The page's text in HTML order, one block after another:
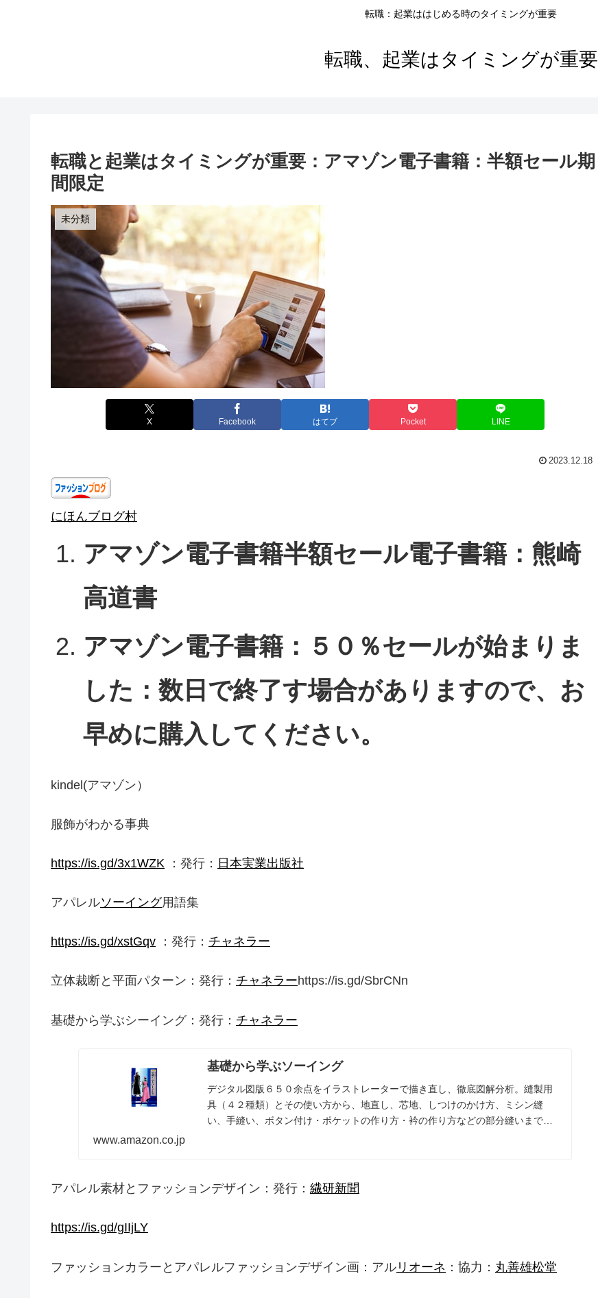
転職：起業ははじめる時のタイミングが重要
転職、起業はタイミングが重要
転職と起業はタイミングが重要：アマゾン電子書籍：半額セール期
間限定
未分類
X Facebook はてブ Pocket LINE
2023.12.18
にほんブログ村
アマゾン電子書籍半額セール電子書籍：熊崎
高道書
アマゾン電子書籍：５０％セールが始まりま
した：数日で終了す場合がありますので、お
早めに購入してください。
kindel(アマゾン）
服飾がわかる事典
https://is.gd/3x1WZK ：発行： 日本実業出版社
アパレルソーイング用語集
https://is.gd/xstGqv ：発行： チャネラー
立体裁断と平面パターン：発行： チャネラーhttps://is.gd/SbrCNn
基礎から学ぶシーイング：発行： チャネラー
基礎から学ぶソーイング
デジタル図版６５０余点をイラストレーターで描き直し、徹底図解分析。縫製用
具（４２種類）とその使い方から、地直し、芯地、しつけのかけ方、ミシン縫
い、手縫い、ボタン付け・ポケットの作り方・衿の作り方などの部分縫いまでを
www.amazon.co.jp
アパレル素材とファッションデザイン：発行： 繊研新聞
https://is.gd/gIIjLY
ファッションカラーとアパレルファッションデザイン画：アル リオーネ ：協力： 丸善雄松堂